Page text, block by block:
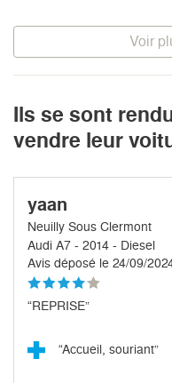
Voir
Ils se sont
vendre leur
yaan
Neuilly Sous Clermont
Audi A7 - 2014 - Diesel
Avis déposé le 24/09/
“REPRISE”
“Accueil, souriant”